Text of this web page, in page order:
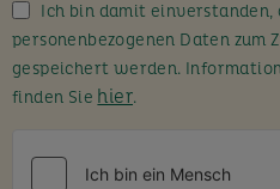
e
d
i
e
Ich bin damit einverstanden,
personenbezogenen Daten zum
gespeichert werden.
finden Sie hier.